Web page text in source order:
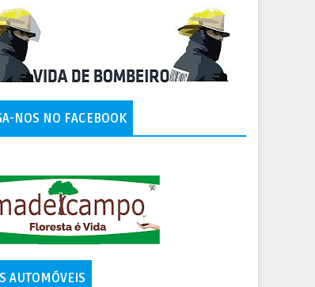
NOS NO FACEBOOK
AUTOMÓVEIS